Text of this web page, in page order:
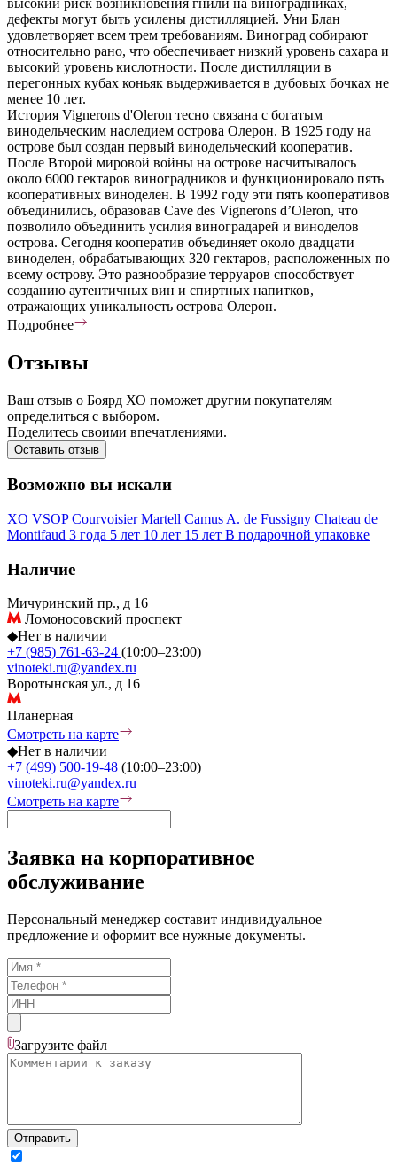
дефекты могут быть усилены дистилляцией. Уни Блан
удовлетворяет всем трем требованиям. Виноград собирают
относительно рано, что обеспечивает низкий уровень сахара и
высокий уровень кислотности. После дистилляции в
перегонных кубах коньяк выдерживается в дубовых бочках не
менее 10 лет.
История Vignerons d'Oleron тесно связана с богатым
винодельческим наследием острова Олерон. В 1925 году на
острове был создан первый винодельческий кооператив.
После Второй мировой войны на острове насчитывалось
около 6000 гектаров виноградников и функционировало пять
кооперативных виноделен. В 1992 году эти пять кооперативов
объединились, образовав Cave des Vignerons d’Oleron, что
позволило объединить усилия виноградарей и виноделов
острова. Сегодня кооператив объединяет около двадцати
виноделен, обрабатывающих 320 гектаров, расположенных по
всему острову. Это разнообразие терруаров способствует
созданию аутентичных вин и спиртных напитков,
отражающих уникальность острова Олерон.
Подробнее
Отзывы
Ваш отзыв о Боярд ХО поможет другим покупателям
определиться с выбором.
Поделитесь своими впечатлениями.
Оставить отзыв
Возможно вы искали
XO VSOPCourvoisierMartell Camus A. de Fussigny Chateau de
Montifaud 3 года 5 лет 10 лет 15 лет В подарочной упаковке
Наличие
Мичуринский пр., д 16
Ломоносовский проспект
◆Нет в наличии
+7 (985) 761-63-24 (10:00–23:00)
vinoteki.ru@yandex.ru
Воротынская ул., д 16
Планерная
Смотреть на карте
◆Нет в наличии
+7 (499) 500-19-48 (10:00–23:00)
vinoteki.ru@yandex.ru
Смотреть на карте
Заявка на корпоративное
обслуживание
Персональный менеджер составит индивидуальное
предложение и оформит все нужные документы.
Загрузите файл
Отправить